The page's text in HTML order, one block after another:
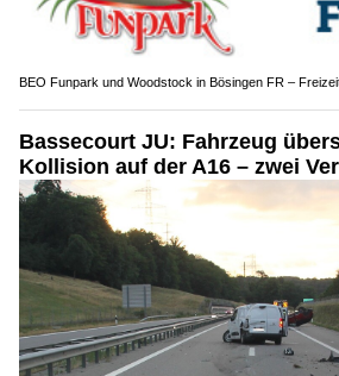
BEO Funpark und Woodstock in Bösingen FR –
Bassecourt JU: Fahrzeug
Kollision auf der A16 – zwei